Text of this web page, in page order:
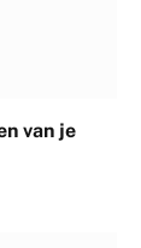
van je